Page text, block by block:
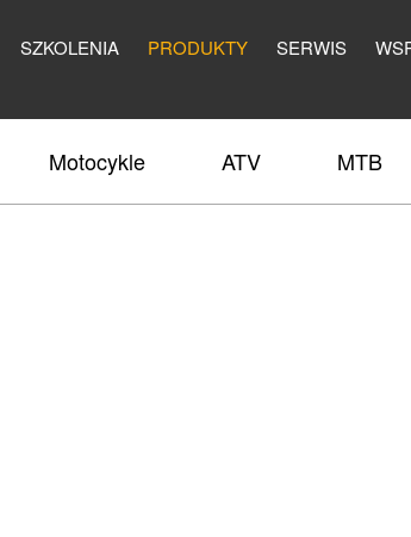
SZKOLENIA PRODUKTY SERWIS
Motocykle ATV MTB